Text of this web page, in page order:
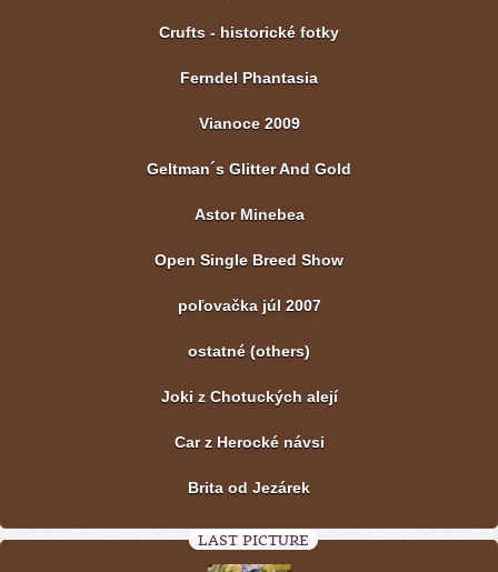
Crufts - historické fotky
Ferndel Phantasia
Vianoce 2009
Geltman´s Glitter And Gold
Astor Minebea
Open Single Breed Show
poľovačka júl 2007
ostatné (others)
Joki z Chotuckých alejí
Car z Herocké návsi
Brita od Jezárek
LAST PICTURE